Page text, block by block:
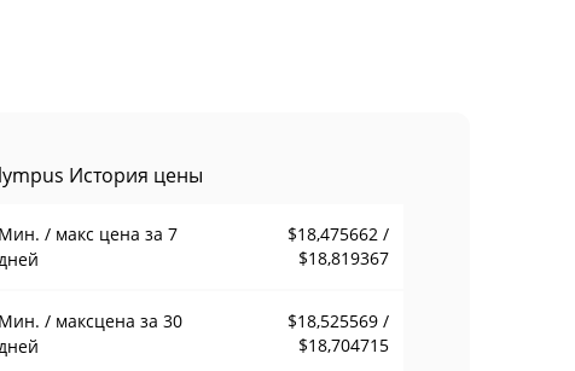
История цены
Мин. / макс цена за 7
$18,475662 /
$18,819367
Мин. / максцена за 30
$18,525569 /
$18,704715